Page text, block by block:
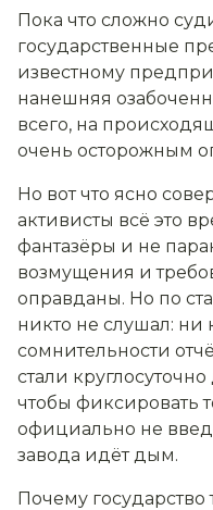
Пока что сложно
государственные
известному
нанешняя
всего, на
очень осторожным
Но вот что ясно
активисты всё это
фантазёры и не
возмущения и
оправданы. Но по
никто не слушал: ни
сомнительности
стали
чтобы фиксировать
официально не
завода идёт дым.
Почему государство